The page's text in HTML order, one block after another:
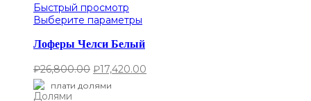
Быстрый просмотр
Выберите параметры
Лоферы Челси Белый
₽26,800.00 ₽17,420.00
плати долями